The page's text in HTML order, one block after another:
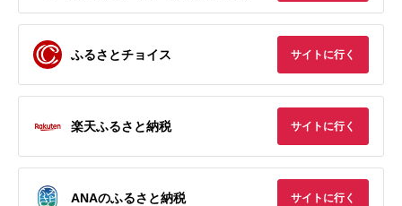
ふるさとチョイス サイトに行く
楽天ふるさと納税 サイトに行く
ANAのふるさと納税 サイトに行く